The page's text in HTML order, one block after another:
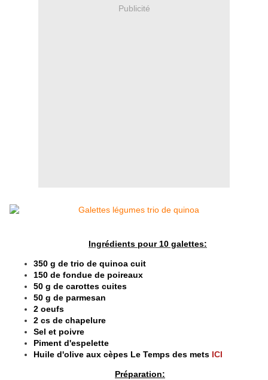
Publicité
Ingrédients pour 10 galettes:
350 g de trio de quinoa cuit
150 de fondue de poireaux
50 g de carottes cuites
50 g de parmesan
2 oeufs
2 cs de chapelure
Sel et poivre
Piment d'espelette
Huile d'olive aux cèpes Le Temps des mets ICI
Préparation: